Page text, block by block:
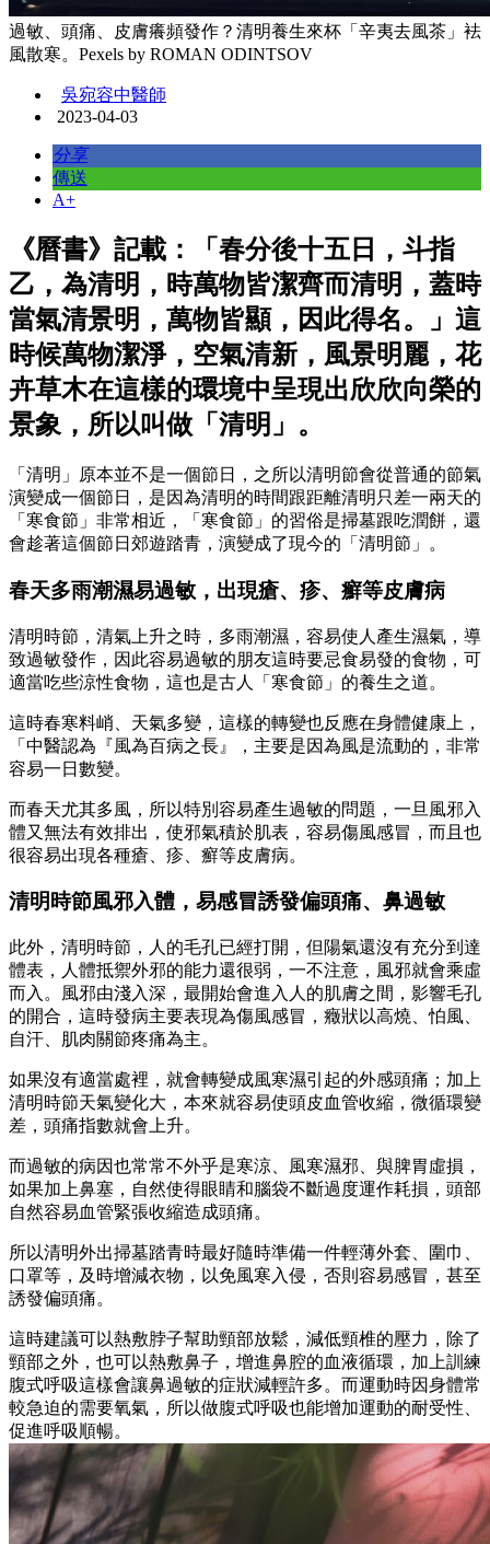
過敏、頭痛、皮膚癢頻發作？清明養生來杯「辛夷去風茶」袪
風散寒。Pexels by ROMAN ODINTSOV
吳宛容中醫師
2023-04-03
分享
傳送
A+
《曆書》記載：「春分後十五日，斗指
乙，為清明，時萬物皆潔齊而清明，蓋時
當氣清景明，萬物皆顯，因此得名。」這
時候萬物潔淨，空氣清新，風景明麗，花
卉草木在這樣的環境中呈現出欣欣向榮的
景象，所以叫做「清明」。
「清明」原本並不是一個節日，之所以清明節會從普通的節氣
演變成一個節日，是因為清明的時間跟距離清明只差一兩天的
「寒食節」非常相近，「寒食節」的習俗是掃墓跟吃潤餅，還
會趁著這個節日郊遊踏青，演變成了現今的「清明節」。
春天多雨潮濕易過敏 ，出現瘡、疹、癬等皮膚病
清明時節，清氣上升之時，多雨潮濕，容易使人產生濕氣，導
致過敏發作，因此容易過敏的朋友這時要忌食易發的食物，可
適當吃些涼性食物，這也是古人「寒食節」的養生之道。
這時春寒料峭、天氣多變，這樣的轉變也反應在身體健康上，
「中醫認為『風為百病之長』，主要是因為風是流動的，非常
容易一日數變。
而春天尤其多風，所以特別容易產生過敏的問題，一旦風邪入
體又無法有效排出，使邪氣積於肌表，容易傷風感冒，而且也
很容易出現各種瘡、疹、癬等皮膚病。
清明時節風邪入體，易感冒誘發偏頭痛、 鼻過敏
此外，清明時節，人的毛孔已經打開，但陽氣還沒有充分到達
體表，人體抵禦外邪的能力還很弱，一不注意，風邪就會乘虛
而入。
風邪由淺入深，最開始會進入人的肌膚之間，影響毛孔
的開合，這時發病主要表現為傷風感冒，癥狀以高燒、怕風、
自汗、肌肉關節疼痛為主。
如果沒有適當處裡，就會轉變成風寒濕引起的外感頭痛；加上
清明時節天氣變化大，本來就容易使頭皮血管收縮，微循環變
差，頭痛指數就會上升。
而過敏的病因也常常不外乎是寒涼、風寒濕邪、與脾胃虛損，
如果加上鼻塞，自然使得眼睛和腦袋不斷過度運作耗損，頭部
自然容易血管緊張收縮造成頭痛。
所以清明外出掃墓踏青時最好隨時準備一件輕薄外套、圍巾、
口罩等，及時增減衣物，以免風寒入侵，否則容易感冒，甚至
誘發偏頭痛。
這時建議可以熱敷脖子幫助頸部放鬆，減低頸椎的壓力，除了
頸部之外，也可以熱敷鼻子，增進鼻腔的血液循環，加上訓練
腹式呼吸這樣會讓鼻過敏的症狀減輕許多。而運動時因身體常
較急迫的需要氧氣，所以做腹式呼吸也能增加運動的耐受性、
促進呼吸順暢。